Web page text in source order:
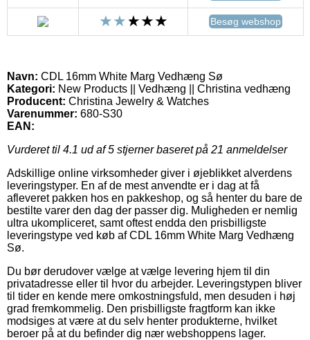
Besøg webshop
Navn: CDL 16mm White Marg Vedhæng Sø
Kategori: New Products || Vedhæng || Christina vedhæng
Producent: Christina Jewelry & Watches
Varenummer: 680-S30
EAN:
Vurderet til 4.1 ud af 5 stjerner baseret på 21 anmeldelser
Adskillige online virksomheder giver i øjeblikket alverdens
leveringstyper. En af de mest anvendte er i dag at få
afleveret pakken hos en pakkeshop, og så henter du bare de
bestilte varer den dag der passer dig. Muligheden er nemlig
ultra ukompliceret, samt oftest endda den prisbilligste
leveringstype ved køb af CDL 16mm White Marg Vedhæng
Sø.
Du bør derudover vælge at vælge levering hjem til din
privatadresse eller til hvor du arbejder. Leveringstypen bliver
til tider en kende mere omkostningsfuld, men desuden i høj
grad fremkommelig. Den prisbilligste fragtform kan ikke
modsiges at være at du selv henter produkterne, hvilket
beroer på at du befinder dig nær webshoppens lager.